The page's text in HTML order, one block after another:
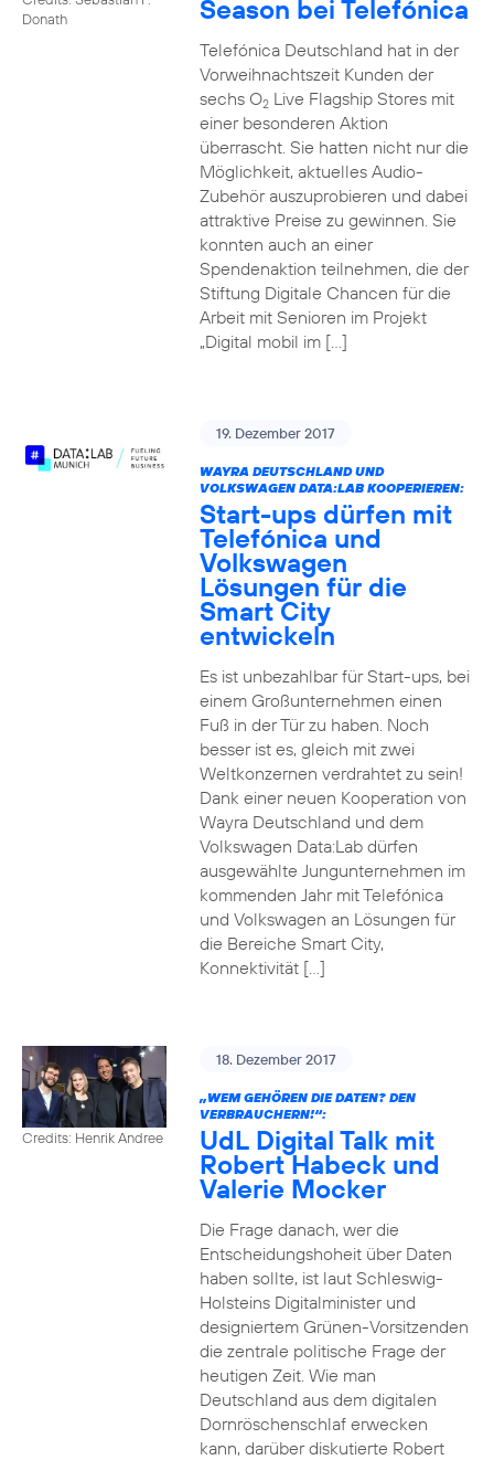
Donath
Season bei Telefónica
Telefónica Deutschland hat in der
Vorweihnachtszeit Kunden der
sechs O2Live Flagship Stores mit
einer besonderen Aktion
überrascht. Sie hatten nicht nur die
Möglichkeit, aktuelles Audio-
Zubehör auszuprobieren und dabei
attraktive Preise zu gewinnen. Sie
konnten auch an einer
Spendenaktion teilnehmen, die der
Stiftung Digitale Chancen für die
Arbeit mit Senioren im Projekt
„Digital mobil im […]
19. Dezember 2017
WAYRA DEUTSCHLAND UND
VOLKSWAGEN DATA:LAB KOOPERIEREN:
Start-ups dürfen mit
Telefónica und
Volkswagen
Lösungen für die
Smart City
entwickeln
Es ist unbezahlbar für Start-ups, bei
einem Großunternehmen einen
Fuß in der Tür zu haben. Noch
besser ist es, gleich mit zwei
Weltkonzernen verdrahtet zu sein!
Dank einer neuen Kooperation von
Wayra Deutschland und dem
Volkswagen Data:Lab dürfen
ausgewählte Jungunternehmen im
kommenden Jahr mit Telefónica
und Volkswagen an Lösungen für
die Bereiche Smart City,
Konnektivität […]
Credits: Henrik Andree
18. Dezember 2017
„WEM GEHÖREN DIE DATEN? DEN
VERBRAUCHERN!“:
UdL Digital Talk mit
Robert Habeck und
Valerie Mocker
Die Frage danach, wer die
Entscheidungshoheit über Daten
haben sollte, ist laut Schleswig-
Holsteins Digitalminister und
designiertem Grünen-Vorsitzenden
die zentrale politische Frage der
heutigen Zeit. Wie man
Deutschland aus dem digitalen
Dornröschenschlaf erwecken
kann, darüber diskutierte Robert